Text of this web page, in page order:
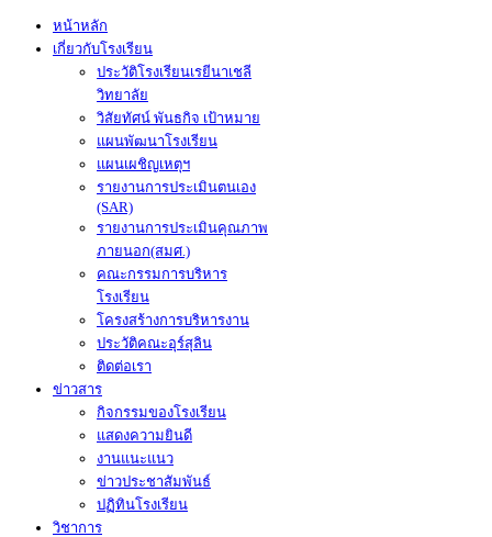
หน้าหลัก
เกี่ยวกับโรงเรียน
ประวัติโรงเรียนเรยีนาเชลี
วิทยาลัย
วิสัยทัศน์ พันธกิจ เป้าหมาย
แผนพัฒนาโรงเรียน
แผนเผชิญเหตุฯ
รายงานการประเมินตนเอง
(SAR)
รายงานการประเมินคุณภาพ
ภายนอก(สมศ.)
คณะกรรมการบริหาร
โรงเรียน
โครงสร้างการบริหารงาน
ประวัติคณะอุร์สุลิน
ติดต่อเรา
ข่าวสาร
กิจกรรมของโรงเรียน
แสดงความยินดี
งานแนะแนว
ข่าวประชาสัมพันธ์
ปฏิทินโรงเรียน
วิชาการ